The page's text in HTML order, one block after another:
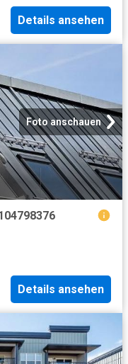
Details ansehen
Foto anschauen
Details ansehen